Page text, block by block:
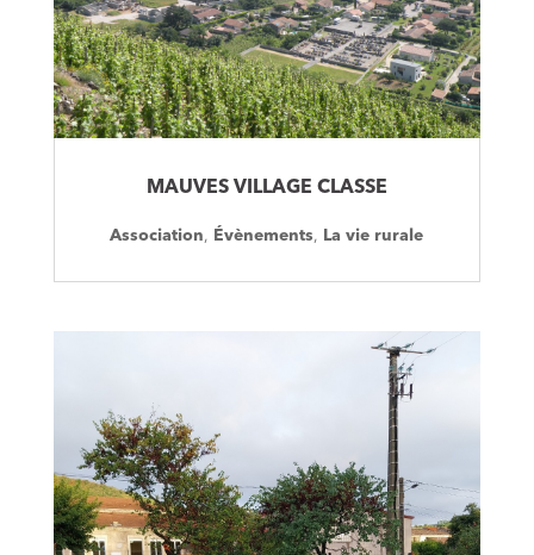
MAUVES VILLAGE CLASSE
Association Évènements La vie rurale